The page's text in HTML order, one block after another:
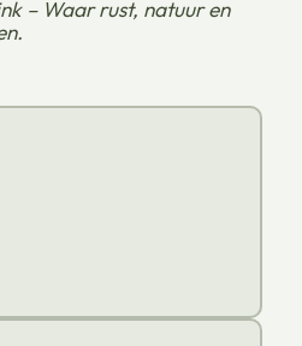
– Waar rust, natuur en